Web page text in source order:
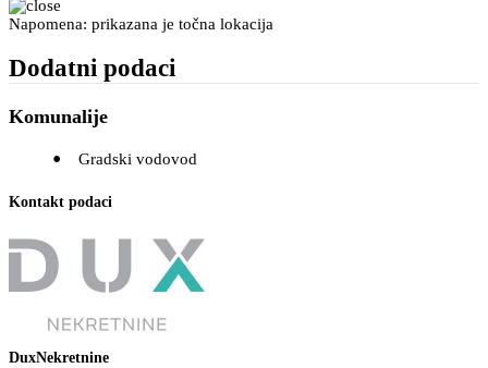
Napomena: prikazana je točna lokacija
Dodatni podaci
Komunalije
Gradski vodovod
Kontakt podaci
DuxNekretnine